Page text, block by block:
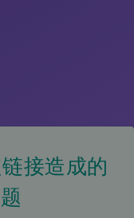
接造成的